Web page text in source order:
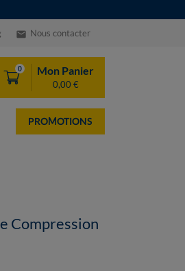
email Nous contacter
0 Mon Panier
0,00 €
PROMOTIONS
Compression